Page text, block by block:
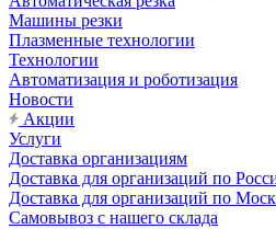
Машины резки
Плазменные технологии
Технологии
Автоматизация и роботизация
Новости
Акции
Услуги
Доставка организациям
Доставка для организаций по
Доставка для организаций по
Самовывоз с нашего склада